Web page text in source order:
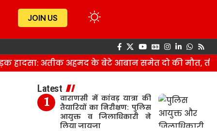
JOIN US
अतीक अहमद के बेटे आबान समेत दो की मौत, तीन
Latest
वाराणसी में कांवड़ यात्रा की
तैयारियों का निरीक्षण: पुलिस
आयुक्त व जिलाधिकारी ने
लिया जायजा